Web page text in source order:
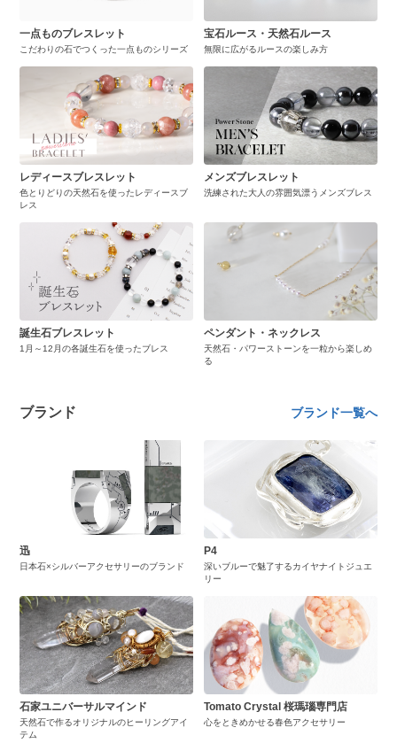
一点ものブレスレット
こだわりの石でつくった一点ものシリーズ
宝石ルース・天然石ルース
無限に広がるルースの楽しみ方
レディースブレスレット
色とりどりの天然石を使ったレディースブ
レス
メンズブレスレット
洗練された大人の雰囲気漂うメンズブレス
誕生石ブレスレット
1月～12月の各誕生石を使ったブレス
ペンダント・ネックレス
天然石・パワーストーンを一粒から楽しめ
る
ブランド ブランド一覧へ
迅
日本石×シルバーアクセサリーのブランド
P4
深いブルーで魅了するカイヤナイトジュエ
リー
石家ユニバーサルマインド
天然石で作るオリジナルのヒーリングアイ
テム
Tomato Crystal 桜瑪瑙専門店
心をときめかせる春色アクセサリー